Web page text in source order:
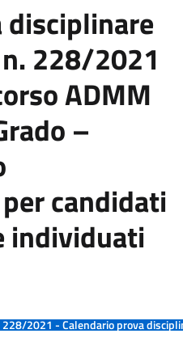
disciplinare
228/2021
ADMM
–
candidati
individuati
228/2021 - Calendario prova